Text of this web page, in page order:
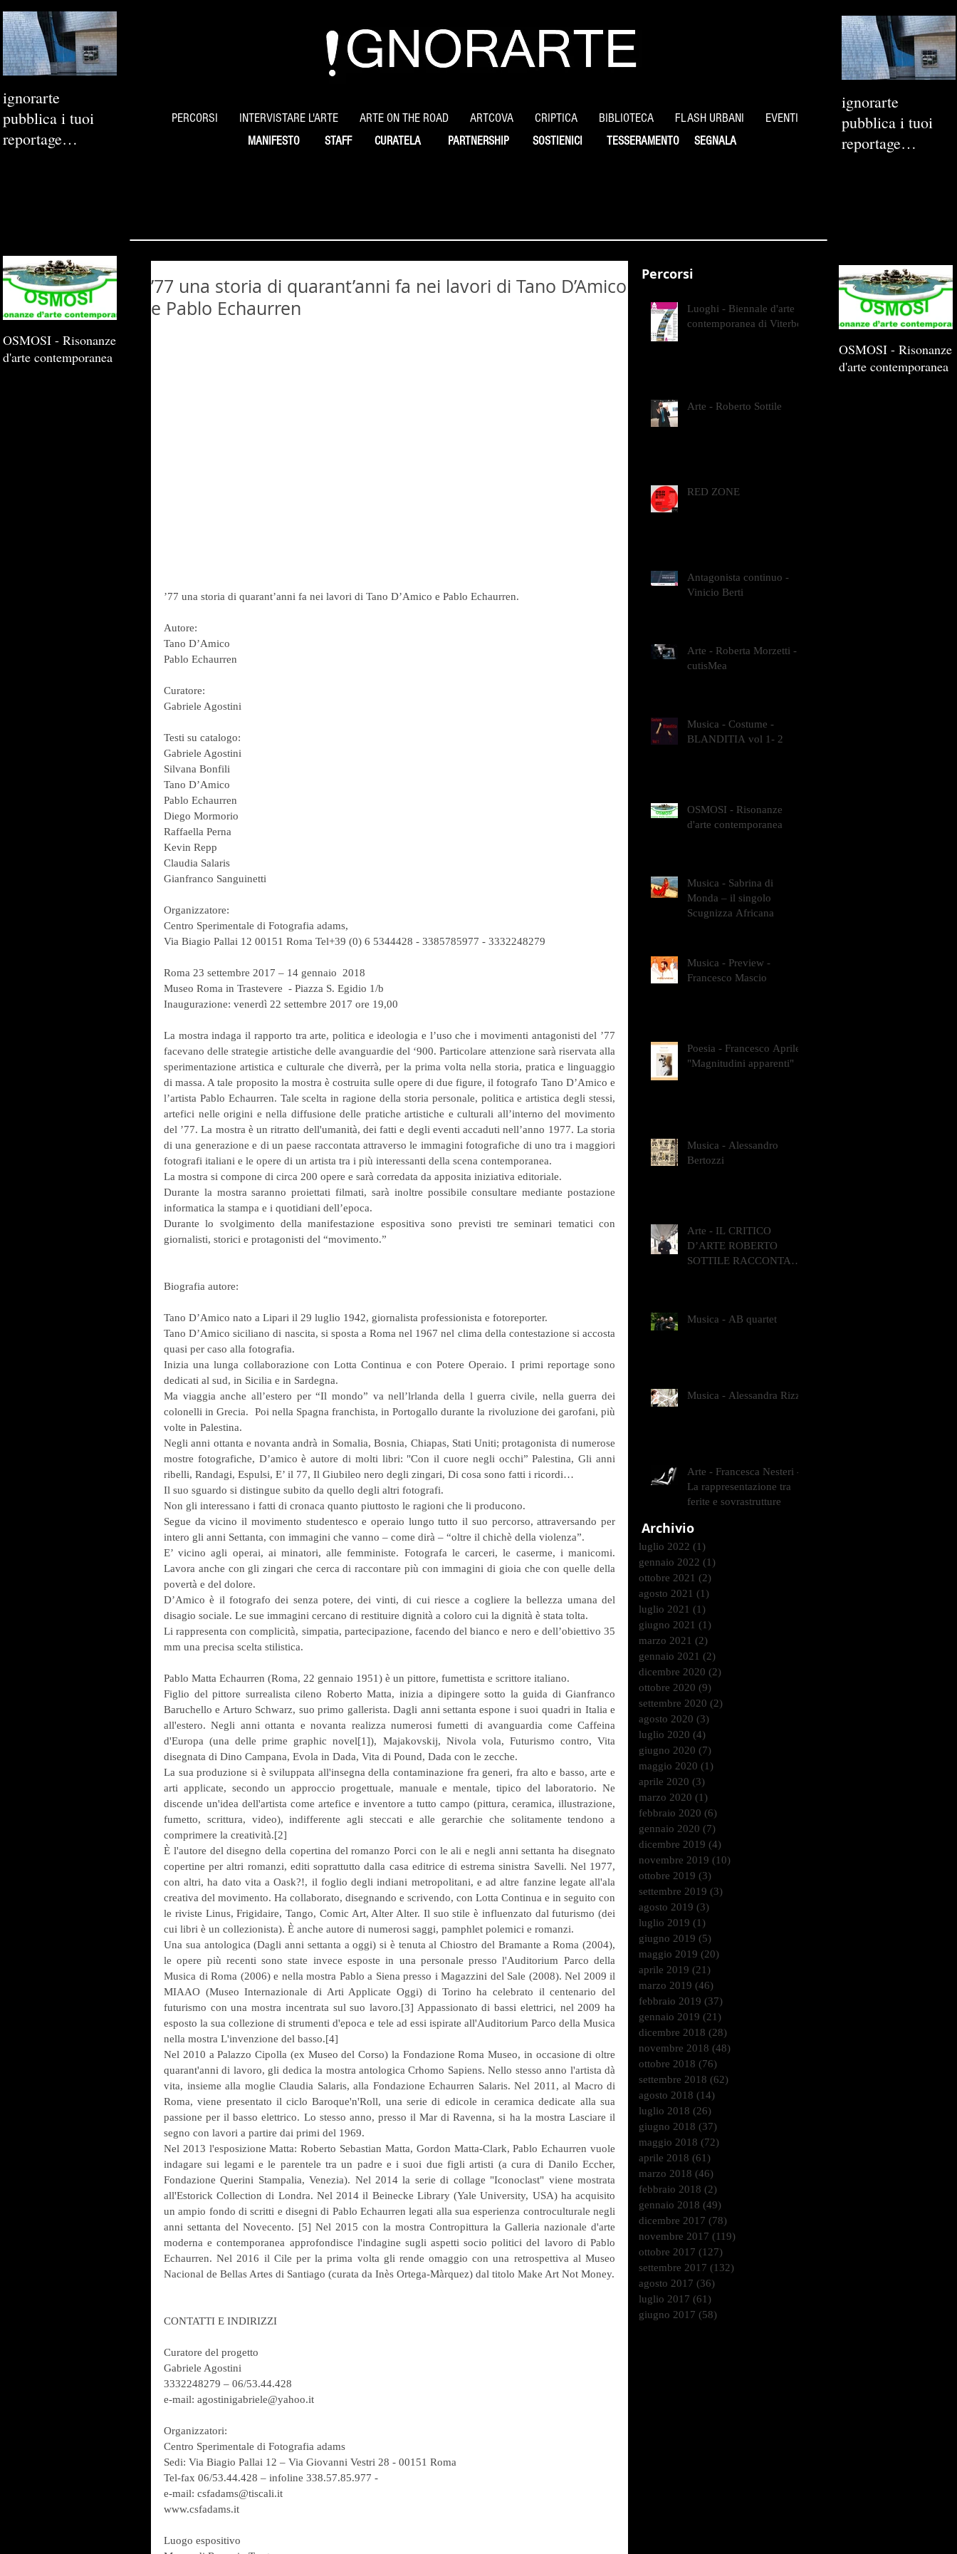
ignorarte
pubblica i tuoi
reportage
PERCORSI INTERVISTARE L'ARTE ARTE ON THE ROAD ARTCOVA CRIPTICA BIBLIOTECA FLASH URBANI EVENTI
MANIFESTO STAFF CURATELA PARTNERSHIP SOSTIENICI SEGNALA
TESSERAMENTO
ignorarte
pubblica i tuoi
reportage
’77 una storia di quarant’anni fa nei lavori di Tano D’Amico
e Pablo Echaurren
’77 una storia di quarant’anni fa nei lavori di Tano D’Amico e Pablo Echaurren.
Autore:
Tano D’Amico
Pablo Echaurren
Curatore:
Gabriele Agostini
Testi su catalogo:
Gabriele Agostini
Silvana Bonfili
Tano D’Amico
Pablo Echaurren
Diego Mormorio
Raffaella Perna
Kevin Repp
Claudia Salaris
Gianfranco Sanguinetti
Organizzatore:
Centro Sperimentale di Fotografia adams,
Via Biagio Pallai 12 00151 Roma Tel+39 (0) 6 5344428 - 3385785977 - 3332248279
Roma 23 settembre 2017 – 14 gennaio  2018
Museo Roma in Trastevere  - Piazza S. Egidio 1/b
Inaugurazione: venerdì 22 settembre 2017 ore 19,00
La mostra indaga il rapporto tra arte, politica e ideologia e l’uso che i movimenti antagonisti del ’77
facevano delle strategie artistiche delle avanguardie del ‘900. Particolare attenzione sarà riservata alla
sperimentazione artistica e culturale che diverrà, per la prima volta nella storia, pratica e linguaggio
di massa. A tale proposito la mostra è costruita sulle opere di due figure, il fotografo Tano D’Amico e
l’artista Pablo Echaurren. Tale scelta in ragione della storia personale, politica e artistica degli stessi,
artefici nelle origini e nella diffusione delle pratiche artistiche e culturali all’interno del movimento
del ’77. La mostra è un ritratto dell'umanità, dei fatti e degli eventi accaduti nell’anno 1977. La storia
di una generazione e di un paese raccontata attraverso le immagini fotografiche di uno tra i maggiori
fotografi italiani e le opere di un artista tra i più interessanti della scena contemporanea.
La mostra si compone di circa 200 opere e sarà corredata da apposita iniziativa editoriale.
Durante la mostra saranno proiettati filmati, sarà inoltre possibile consultare mediante postazione
informatica la stampa e i quotidiani dell’epoca.
Durante lo svolgimento della manifestazione espositiva sono previsti tre seminari tematici con
giornalisti, storici e protagonisti del “movimento.”
Biografia autore:
Tano D’Amico nato a Lipari il 29 luglio 1942, giornalista professionista e fotoreporter.
Tano D’Amico siciliano di nascita, si sposta a Roma nel 1967 nel clima della contestazione si accosta
quasi per caso alla fotografia.
Inizia una lunga collaborazione con Lotta Continua e con Potere Operaio. I primi reportage sono
dedicati al sud, in Sicilia e in Sardegna.
Ma viaggia anche all’estero per “Il mondo” va nell’lrlanda della l guerra civile, nella guerra dei
colonelli in Grecia.  Poi nella Spagna franchista, in Portogallo durante la rivoluzione dei garofani, più
volte in Palestina.
Negli anni ottanta e novanta andrà in Somalia, Bosnia, Chiapas, Stati Uniti; protagonista di numerose
mostre fotografiche, D’amico è autore di molti libri: "Con il cuore negli occhi” Palestina, Gli anni
ribelli, Randagi, Espulsi, E’ il 77, Il Giubileo nero degli zingari, Di cosa sono fatti i ricordi…
Il suo sguardo si distingue subito da quello degli altri fotografi.
Non gli interessano i fatti di cronaca quanto piuttosto le ragioni che li producono.
Segue da vicino il movimento studentesco e operaio lungo tutto il suo percorso, attraversando per
intero gli anni Settanta, con immagini che vanno – come dirà – “oltre il chichè della violenza”.
E’ vicino agli operai, ai minatori, alle femministe. Fotografa le carceri, le caserme, i manicomi.
Lavora anche con gli zingari che cerca di raccontare più con immagini di gioia che con quelle della
povertà e del dolore.
D’Amico è il fotografo dei senza potere, dei vinti, di cui riesce a cogliere la bellezza umana del
disagio sociale. Le sue immagini cercano di restituire dignità a coloro cui la dignità è stata tolta.
Li rappresenta con complicità, simpatia, partecipazione, facendo del bianco e nero e dell’obiettivo 35
mm una precisa scelta stilistica.
Pablo Matta Echaurren (Roma, 22 gennaio 1951) è un pittore, fumettista e scrittore italiano.
Figlio del pittore surrealista cileno Roberto Matta, inizia a dipingere sotto la guida di Gianfranco
Baruchello e Arturo Schwarz, suo primo gallerista. Dagli anni settanta espone i suoi quadri in Italia e
all'estero. Negli anni ottanta e novanta realizza numerosi fumetti di avanguardia come Caffeina
d'Europa (una delle prime graphic novel[1]), Majakovskij, Nivola vola, Futurismo contro, Vita
disegnata di Dino Campana, Evola in Dada, Vita di Pound, Dada con le zecche.
La sua produzione si è sviluppata all'insegna della contaminazione fra generi, fra alto e basso, arte e
arti applicate, secondo un approccio progettuale, manuale e mentale, tipico del laboratorio. Ne
discende un'idea dell'artista come artefice e inventore a tutto campo (pittura, ceramica, illustrazione,
fumetto, scrittura, video), indifferente agli steccati e alle gerarchie che solitamente tendono a
comprimere la creatività.[2]
È l'autore del disegno della copertina del romanzo Porci con le ali e negli anni settanta ha disegnato
copertine per altri romanzi, editi soprattutto dalla casa editrice di estrema sinistra Savelli. Nel 1977,
con altri, ha dato vita a Oask?!, il foglio degli indiani metropolitani, e ad altre fanzine legate all'ala
creativa del movimento. Ha collaborato, disegnando e scrivendo, con Lotta Continua e in seguito con
le riviste Linus, Frigidaire, Tango, Comic Art, Alter Alter. Il suo stile è influenzato dal futurismo (dei
cui libri è un collezionista). È anche autore di numerosi saggi, pamphlet polemici e romanzi.
Una sua antologica (Dagli anni settanta a oggi) si è tenuta al Chiostro del Bramante a Roma (2004),
le opere più recenti sono state invece esposte in una personale presso l'Auditorium Parco della
Musica di Roma (2006) e nella mostra Pablo a Siena presso i Magazzini del Sale (2008). Nel 2009 il
MIAAO (Museo Internazionale di Arti Applicate Oggi) di Torino ha celebrato il centenario del
futurismo con una mostra incentrata sul suo lavoro.[3] Appassionato di bassi elettrici, nel 2009 ha
esposto la sua collezione di strumenti d'epoca e tele ad essi ispirate all'Auditorium Parco della Musica
nella mostra L'invenzione del basso.[4]
Nel 2010 a Palazzo Cipolla (ex Museo del Corso) la Fondazione Roma Museo, in occasione di oltre
quarant'anni di lavoro, gli dedica la mostra antologica Crhomo Sapiens. Nello stesso anno l'artista dà
vita, insieme alla moglie Claudia Salaris, alla Fondazione Echaurren Salaris. Nel 2011, al Macro di
Roma, viene presentato il ciclo Baroque'n'Roll, una serie di edicole in ceramica dedicate alla sua
passione per il basso elettrico. Lo stesso anno, presso il Mar di Ravenna, si ha la mostra Lasciare il
segno con lavori a partire dai primi del 1969.
Nel 2013 l'esposizione Matta: Roberto Sebastian Matta, Gordon Matta-Clark, Pablo Echaurren vuole
indagare sui legami e le parentele tra un padre e i suoi due figli artisti (a cura di Danilo Eccher,
Fondazione Querini Stampalia, Venezia). Nel 2014 la serie di collage "Iconoclast" viene mostrata
all'Estorick Collection di Londra. Nel 2014 il Beinecke Library (Yale University, USA) ha acquisito
un ampio fondo di scritti e disegni di Pablo Echaurren legati alla sua esperienza controculturale negli
anni settanta del Novecento. [5] Nel 2015 con la mostra Contropittura la Galleria nazionale d'arte
moderna e contemporanea approfondisce l'indagine sugli aspetti socio politici del lavoro di Pablo
Echaurren. Nel 2016 il Cile per la prima volta gli rende omaggio con una retrospettiva al Museo
Nacional de Bellas Artes di Santiago (curata da Inès Ortega-Màrquez) dal titolo Make Art Not Money.
CONTATTI E INDIRIZZI
Curatore del progetto
Gabriele Agostini
3332248279 – 06/53.44.428
e-mail: agostinigabriele@yahoo.it
Organizzatori:
Centro Sperimentale di Fotografia adams
Sedi: Via Biagio Pallai 12 – Via Giovanni Vestri 28 - 00151 Roma
Tel-fax 06/53.44.428 – infoline 338.57.85.977 -
e-mail: csfadams@tiscali.it
www.csfadams.it
Luogo espositivo
Percorsi
Luoghi - Biennale d'arte
contemporanea di Viterbo
Arte - Roberto Sottile
RED ZONE
Antagonista continuo -
Vinicio Berti
Arte - Roberta Morzetti -
cutisMea
Musica - Costume -
BLANDITIA vol 1- 2
OSMOSI - Risonanze
d'arte contemporanea
Musica - Sabrina di
Monda – il singolo
Scugnizza Africana
Musica - Preview -
Francesco Mascio
Poesia - Francesco Aprile -
"Magnitudini apparenti"
Musica - Alessandro
Bertozzi
Arte - IL CRITICO
D’ARTE ROBERTO
SOTTILE RACCONTA
Musica - AB quartet
Musica - Alessandra Rizzo
Arte - Francesca Nesteri -
La rappresentazione tra
ferite e sovrastrutture
Archivio
luglio 2022 (1)
gennaio 2022 (1)
ottobre 2021 (2)
agosto 2021 (1)
luglio 2021 (1)
giugno 2021 (1)
marzo 2021 (2)
gennaio 2021 (2)
dicembre 2020 (2)
ottobre 2020 (9)
settembre 2020 (2)
agosto 2020 (3)
luglio 2020 (4)
giugno 2020 (7)
maggio 2020 (1)
aprile 2020 (3)
marzo 2020 (1)
febbraio 2020 (6)
gennaio 2020 (7)
dicembre 2019 (4)
novembre 2019 (10)
ottobre 2019 (3)
settembre 2019 (3)
agosto 2019 (3)
luglio 2019 (1)
giugno 2019 (5)
maggio 2019 (20)
aprile 2019 (21)
marzo 2019 (46)
febbraio 2019 (37)
gennaio 2019 (21)
dicembre 2018 (28)
novembre 2018 (48)
ottobre 2018 (76)
settembre 2018 (62)
agosto 2018 (14)
luglio 2018 (26)
giugno 2018 (37)
maggio 2018 (72)
aprile 2018 (61)
marzo 2018 (46)
febbraio 2018 (2)
gennaio 2018 (49)
dicembre 2017 (78)
novembre 2017 (119)
ottobre 2017 (127)
settembre 2017 (132)
agosto 2017 (36)
luglio 2017 (61)
giugno 2017 (58)
OSMOSI - Risonanze
d'arte contemporanea
OSMOSI - Risonanze
d'arte contemporanea